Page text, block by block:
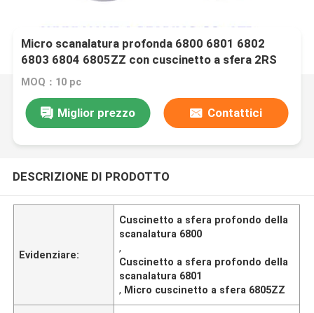
Micro scanalatura profonda 6800 6801 6802
6803 6804 6805ZZ con cuscinetto a sfera 2RS
MOQ：10 pc
Miglior prezzo Contattici
DESCRIZIONE DI PRODOTTO
Evidenziare:
Cuscinetto a sfera profondo della
scanalatura 6800
,
Cuscinetto a sfera profondo della
scanalatura 6801
, Micro cuscinetto a sfera 6805ZZ